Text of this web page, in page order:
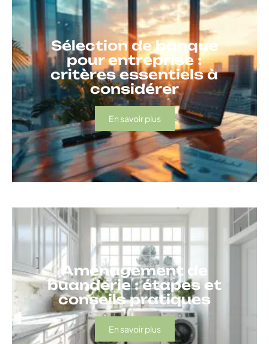
Sélection de banque
pour entreprise :
critères essentiels à
considérer
En savoir plus
Aménagement de
buanderie : étapes et
conseils pratiques
En savoir plus